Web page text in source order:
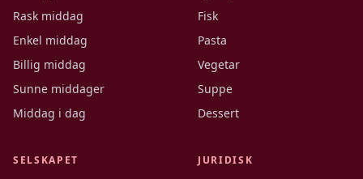
Rask middag
Enkel middag
Billig middag
Sunne middager
Middag i dag
Fisk
Pasta
Vegetar
Suppe
Dessert
SELSKAPET JURIDISK